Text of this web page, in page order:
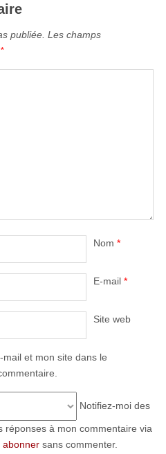
publiée. Les champs
*
Nom *
E-mail *
Site web
et mon site dans le
Notifiez-moi des
réponses à mon commentaire via
abonnersans commenter.